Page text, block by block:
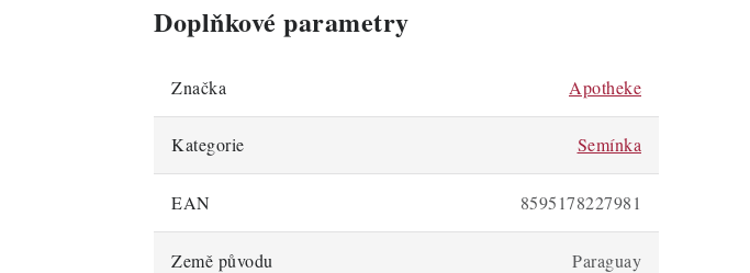
Doplňkové parametry
Značka Apotheke
Kategorie Semínka
EAN 8595178227981
Země původu Paraguay